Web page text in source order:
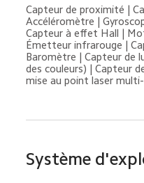
Capteur de proximité |
Accéléromètre |
Capteur à effet Hall |
Émetteur infrarouge |
Baromètre | Capteur de
des couleurs) | Capteur
mise au point laser
Système